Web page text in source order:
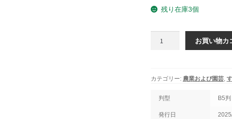
残り在庫3個
び
お買い物カ
カテゴリー: 農業および園芸,
判型 B5判
発行日